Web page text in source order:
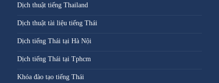
Dịch thuật tiếng Thailand
Dịch thuật tài liệu tiếng Thái
Dịch tiếng Thái tại Hà Nội
Dịch tiếng Thái tại Tphcm
Khóa đào tạo tiếng Thái